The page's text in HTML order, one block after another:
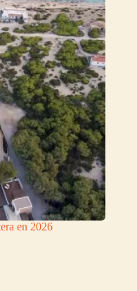
en 2026